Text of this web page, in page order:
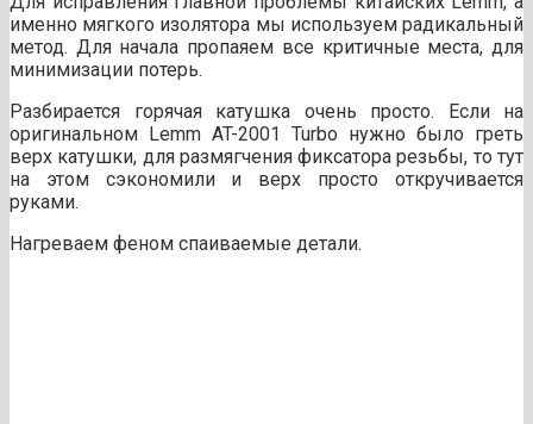
именно мягкого изолятора мы используем радикальный
метод. Для начала пропаяем все критичные места, для
минимизации потерь.
Разбирается горячая катушка очень просто. Если на
оригинальном Lemm AT-2001 Turbo нужно было греть
верх катушки, для размягчения фиксатора резьбы, то тут
на этом сэкономили и верх просто откручивается
руками.
Нагреваем феном спаиваемые детали.